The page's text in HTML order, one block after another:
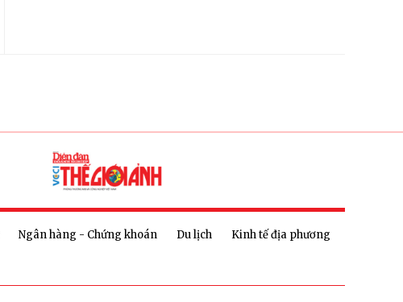
Ngân hàng - Chứng khoán Du lịch
Kinh tế địa phương